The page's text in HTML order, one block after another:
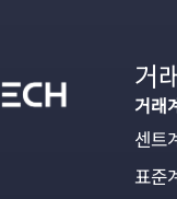
거
거래
센트
표준